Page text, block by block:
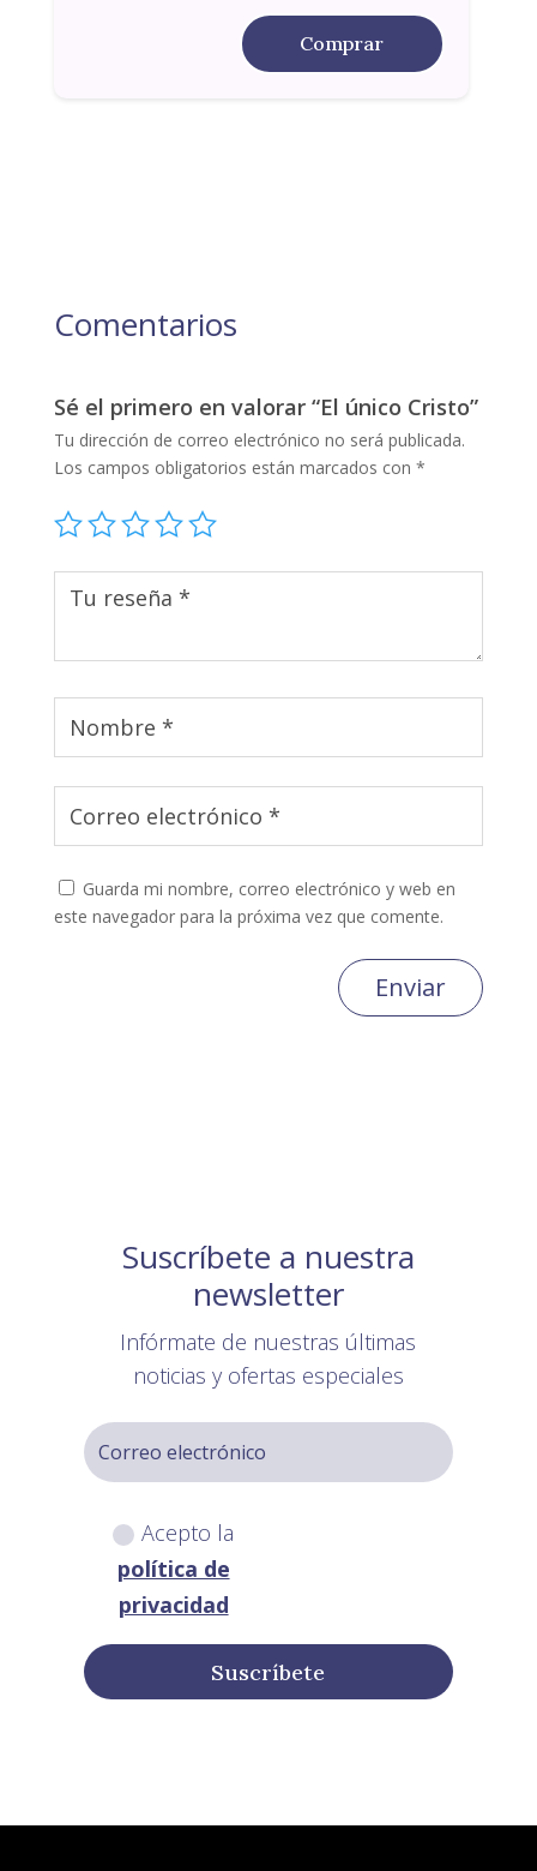
Comprar
Comentarios
Sé el primero en valorar “El único Cristo”
Tu dirección de correo electrónico no será publicada.
Los campos obligatorios están marcados con *
Guarda mi nombre, correo electrónico y web en
este navegador para la próxima vez que comente.
Enviar
Suscríbete a nuestra
newsletter
Infórmate de nuestras últimas
noticias y ofertas especiales
Acepto la
política de
privacidad
Suscríbete